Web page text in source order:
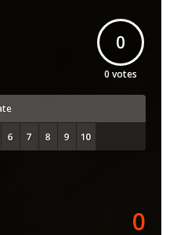
0
0 votes
0